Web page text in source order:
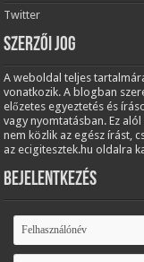
Twitter
Szerzői jog
A weboldal teljes
vonatkozik. A blogban
előzetes egyeztetés és
vagy nyomtatásban. Ez
nem közlik az egész írást,
az ecigitesztek.hu oldalra
Bejelentkezés